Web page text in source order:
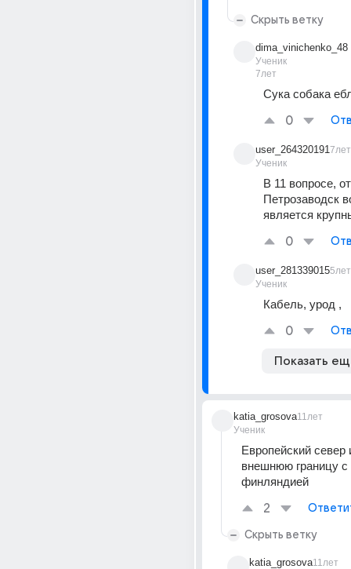
Скрыть ветку
dima_vinichenko_48
Ученик
7лет
Сука собака
0
user_264320191
Ученик
7лет
В 11 вопросе,
Петрозаводск
является
0
user_281339015
Ученик
5лет
Кабель, урод ,
0
Показать
katia_grosova
Ученик
11лет
Европейский север
внешнюю границу с
финляндией
2
Скрыть ветку
katia_grosova11лет